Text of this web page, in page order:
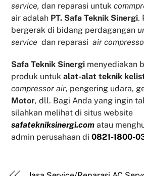
service, dan reparasi untuk
air adalah PT. Safa Teknik Sinergi.
bergerak di bidang perdagangan
service dan reparasiair
Safa Teknik Sinergi menyediakan
produk untukalat-alat teknik
compressor air, pengering udara,
Motor, dll. Bagi Anda yang ingin
silahkan melihat di situs website
safatekniksinergi.com atau
admin perusahaan di0821-1800-